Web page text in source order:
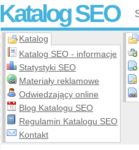
Katalog SEO
Katalog
Katalog SEO - informacje
Statystyki SEO
Materiały reklamowe
Odwiedzający online
Blog Katalogu SEO
Regulamin Katalogu SEO
Kontakt